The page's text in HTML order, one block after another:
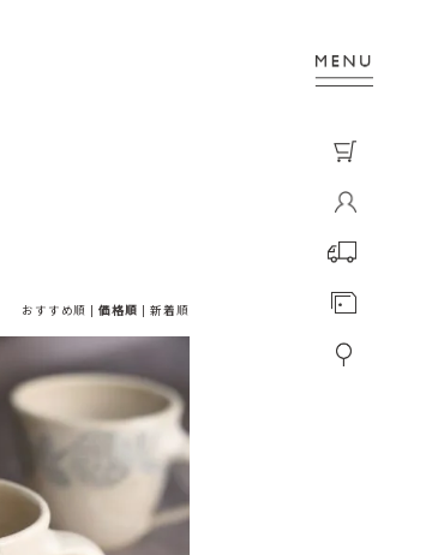
おすすめ順 |価格順 |新着順